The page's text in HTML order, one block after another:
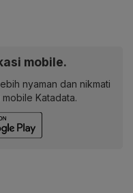
mobile.
nyaman dan nikmati
Katadata.